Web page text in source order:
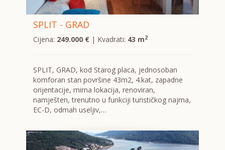
SPLIT - GRAD
Cijena: 249.000 €| Kvadrati: 43 m2
SPLIT, GRAD, kod Starog placa, jednosoban
komforan stan površine 43m2, 4.kat, zapadne
orijentacije, mirna lokacija, renoviran,
namješten, trenutno u funkciji turističkog najma,
EC-D, odmah useljiv,…